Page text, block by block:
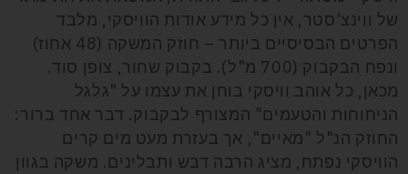
של ווינצ'סטר, אין כל מידע אודות הוויסקי, מלבד
הפרטים הבסיסיים ביותר – חוזק המשקה (48 אחוז)
ונפח הבקבוק (700 מ"ל). בקבוק שחור, צופן סוד.
מכאן, כל אוהב וויסקי בוחן את עצמו על "גלגל
הניחוחות והטעמים" המצורף לבקבוק. דבר אחד ברור:
החוזק הנ"ל "מאיים", אך בעזרת מעט מים קרים
הוויסקי נפתח, מציג הרבה דבש ותבלינים. משקה בגוון